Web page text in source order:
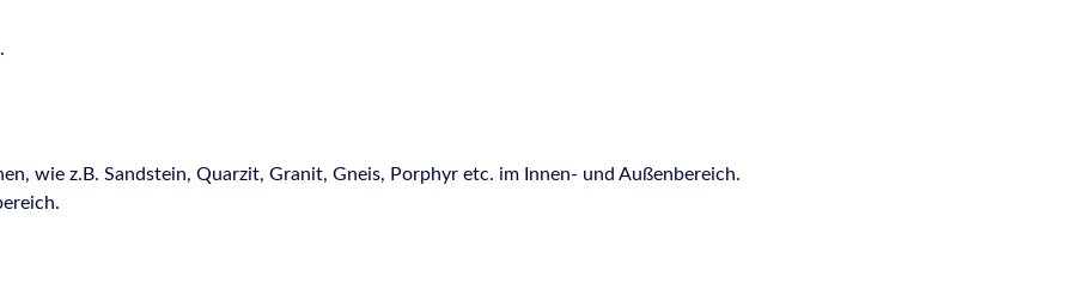
wie z.B. Sandstein, Quarzit, Granit, Gneis, Porphyr etc. im Innen- und Außenbereich.